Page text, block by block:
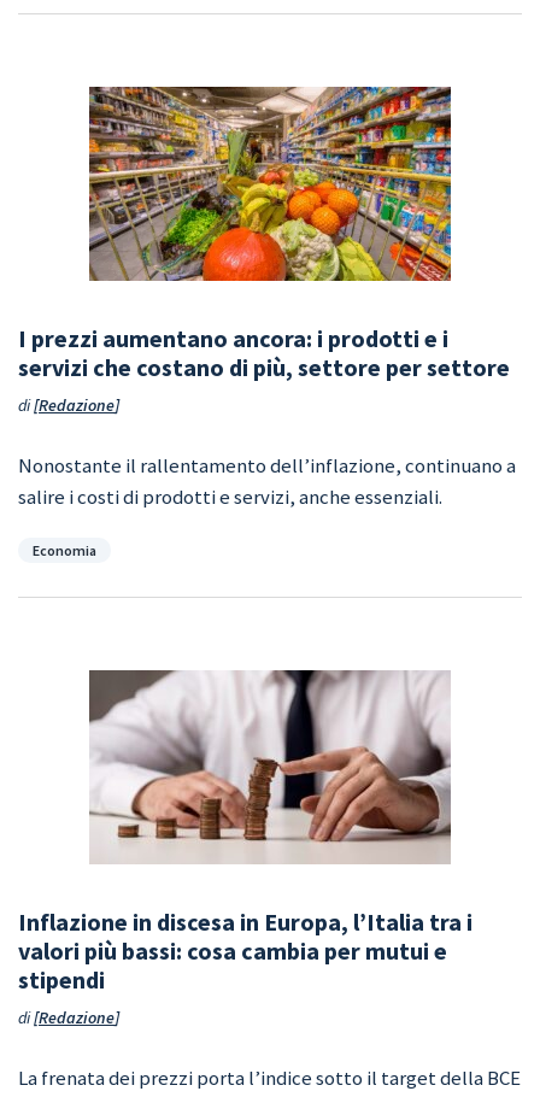
I prezzi aumentano ancora: i prodotti e i
servizi che costano di più, settore per settore
di Redazione
Nonostante il rallentamento dell’inflazione, continuano a
salire i costi di prodotti e servizi, anche essenziali.
Categorie
Economia
Inflazione in discesa in Europa, l’Italia tra i
valori più bassi: cosa cambia per mutui e
stipendi
di Redazione
La frenata dei prezzi porta l’indice sotto il target della BCE